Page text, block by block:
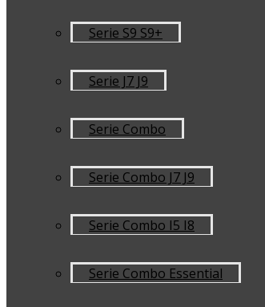
Serie S9 S9+
Serie J7 J9
Serie Combo
Serie Combo J7 J9
Serie Combo I5 I8
Serie Combo Essential